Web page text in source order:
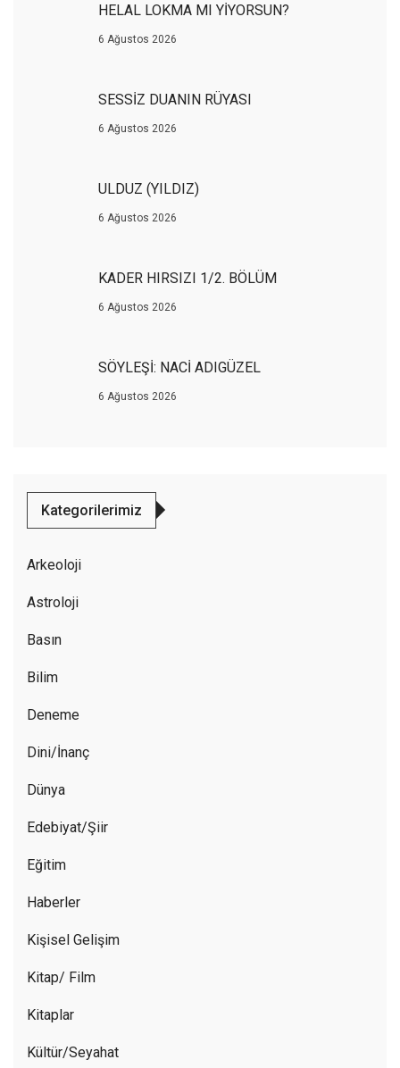
HELAL LOKMA MI YİYORSUN?
6 Ağustos 2026
SESSİZ DUANIN RÜYASI
6 Ağustos 2026
ULDUZ (YILDIZ)
6 Ağustos 2026
KADER HIRSIZI 1/2. BÖLÜM
6 Ağustos 2026
SÖYLEŞİ: NACİ ADIGÜZEL
6 Ağustos 2026
Kategorilerimiz
Arkeoloji
Astroloji
Basın
Bilim
Deneme
Dini/İnanç
Dünya
Edebiyat/Şiir
Eğitim
Haberler
Kişisel Gelişim
Kitap/ Film
Kitaplar
Kültür/Seyahat